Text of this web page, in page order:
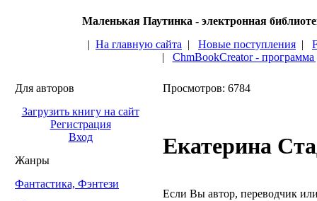
Маленькая Паутинка - электронная
| На главную сайта | Новые поступления |
| ChmBookCreator -
Для авторов
Загрузить книгу на сайт
Регистрация
Вход
Жанры
Фантастика, Фэнтези
Просмотров: 6784
Екатерина
Если Вы автор, переводчик